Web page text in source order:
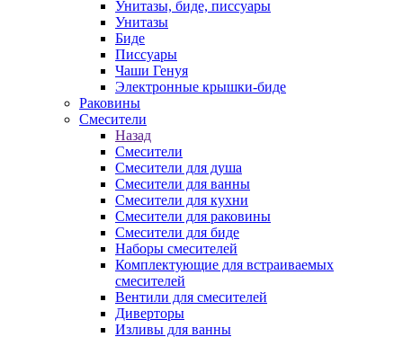
Унитазы, биде, писсуары
Унитазы
Биде
Писсуары
Чаши Генуя
Электронные крышки-биде
Раковины
Смесители
Назад
Смесители
Смесители для душа
Смесители для ванны
Смесители для кухни
Смесители для раковины
Смесители для биде
Наборы смесителей
Комплектующие для встраиваемых
смесителей
Вентили для смесителей
Диверторы
Изливы для ванны